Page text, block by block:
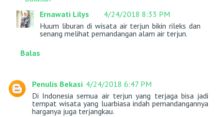
Ernawati Lilys
4/24/2018 8:33 PM
Huum liburan di wisata air terjun bikin rileks dan
senang melihat pemandangan alam air terjun.
Balas
Penulis Bekasi 4/24/2018 6:47 PM
Di Indonesia semua air terjun yang terjaga bisa jadi
tempat wisata yang luarbiasa indah pemandangannya
harganya juga terjangkau.